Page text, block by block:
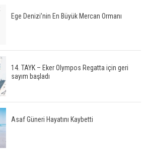
Ege Denizi’nin En Büyük Mercan Ormanı
14. TAYK – Eker Olympos Regatta için geri
sayım başladı
Asaf Güneri Hayatını Kaybetti